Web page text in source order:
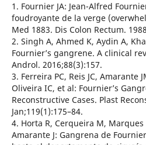
1. Fournier JA: Jean-Alfred
foudroyante de la verge
Med 1883. Dis Colon Rectum.
2. Singh A, Ahmed K, Aydin A,
Fournier’s gangrene. A clinical
Androl. 2016;88(3):157.
3. Ferreira PC, Reis JC, Amarante
Oliveira IC, et al: Fournier’s
Reconstructive Cases. Plast
Jan;119(1):175–84.
4. Horta R, Cerqueira M, Marques
Amarante J: Gangrena de